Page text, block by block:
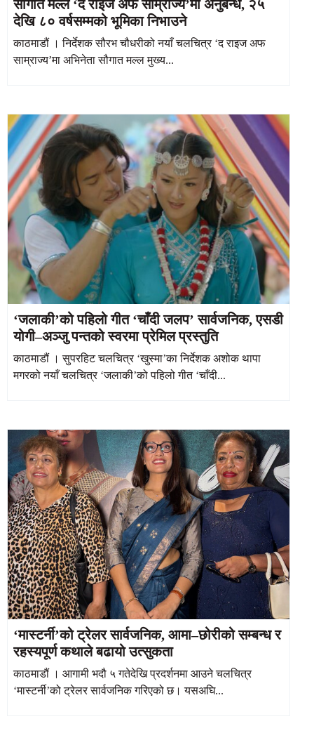
सौगात मल्ल ‘द राइज अफ साम्राज्य’मा अनुबन्ध, २५
देखि ८० वर्षसम्मको भूमिका निभाउने
काठमाडौं । निर्देशक सौरभ चौधरीको नयाँ चलचित्र ‘द राइज अफ
साम्राज्य’मा अभिनेता सौगात मल्ल मुख्य...
‘जलाकी’को पहिलो गीत ‘चाँदी जलप’ सार्वजनिक, एसडी
योगी–अञ्जु पन्तको स्वरमा प्रेमिल प्रस्तुति
काठमाडौं । सुपरहिट चलचित्र ‘खुस्मा’का निर्देशक अशोक थापा
मगरको नयाँ चलचित्र ‘जलाकी’को पहिलो गीत ‘चाँदी...
‘मास्टर्नी’को ट्रेलर सार्वजनिक, आमा–छोरीको सम्बन्ध र
रहस्यपूर्ण कथाले बढायो उत्सुकता
काठमाडौं । आगामी भदौ ५ गतेदेखि प्रदर्शनमा आउने चलचित्र
‘मास्टर्नी’को ट्रेलर सार्वजनिक गरिएको छ। यसअघि...